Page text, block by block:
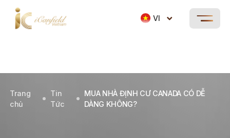
VI
Trang
chủ
Tin
Tức
MUA NHÀ ĐỊNH CƯ CANADA CÓ DỄ
DÀNG KHÔNG?